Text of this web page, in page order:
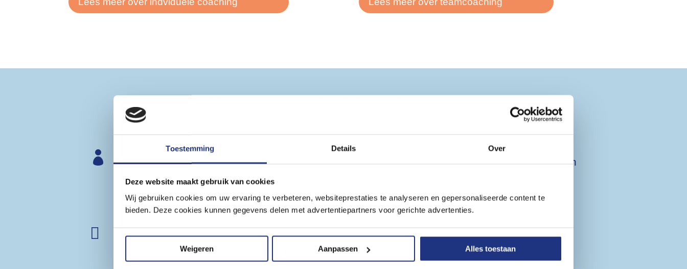
Toestemming Details Over
Deze website maakt gebruik van cookies
Wij gebruiken cookies om uw ervaring te verbeteren, websiteprestaties te analyseren en gepersonaliseerde content te
bieden. Deze cookies kunnen gegevens delen met advertentiepartners voor gerichte advertenties.
Weigeren Aanpassen Alles toestaan
Welke mogelijkheden zijn er?
 Individuele coachtrajecten
Losse coachtrajecten voor medewerkers – per
medewerker af te nemen, volledig op maat.
 Traject dat past binnen jullie ontwikkel / DI
budget
Teamcoach voor al jouw teamcoach
 Advies & Ondersteuning
Is de uitslag van jullie